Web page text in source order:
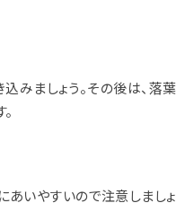
みましょう。その後は、落葉
あいやすいので注意しましょ